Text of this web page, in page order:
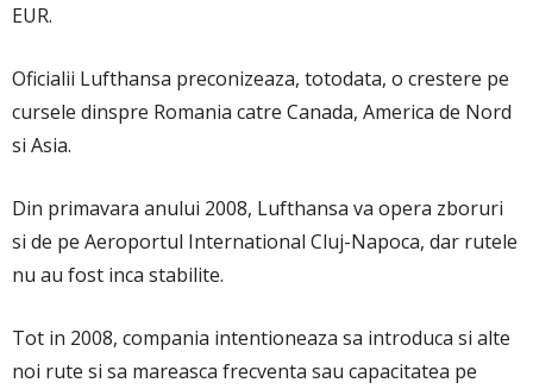
EUR.
Oficialii Lufthansa preconizeaza, totodata, o crestere pe
cursele dinspre Romania catre Canada, America de Nord
si Asia.
Din primavara anului 2008, Lufthansa va opera zboruri
si de pe Aeroportul International Cluj-Napoca, dar rutele
nu au fost inca stabilite.
Tot in 2008, compania intentioneaza sa introduca si alte
noi rute si sa mareasca frecventa sau capacitatea pe